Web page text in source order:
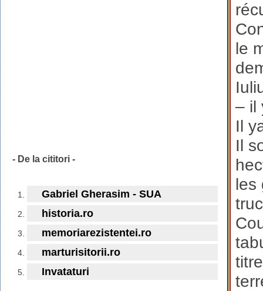
le
– il
Il
Il
les
- De la cititori -
Gabriel Gherasim - SUA
historia.ro
memoriarezistentei.ro
marturisitorii.ro
Invataturi